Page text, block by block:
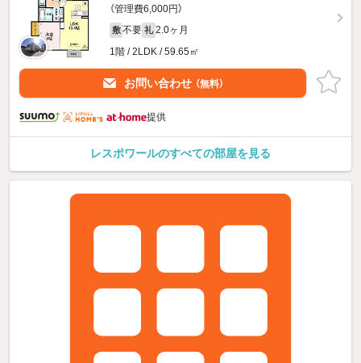
（管理費6,000円）
敷 不要 礼 2.0ヶ月
1階 / 2LDK / 59.65㎡
お問い合わせ （無料）
提供
レスポワールのすべての部屋を見る